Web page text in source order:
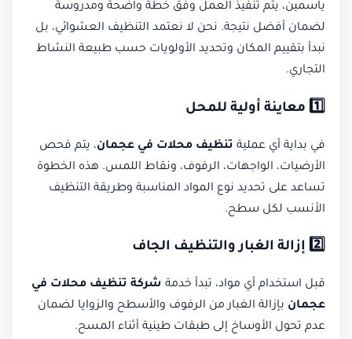
ياسمين، يتم تنفيذ العمل وفق خطة واضحة ومدروسة
لضمان أفضل نتيجة. نحن لا نعتمد التنظيف العشوائي، بل
نبدأ بتقييم المكان وتحديد الأولويات حسب طبيعة النشاط
التجاري.
1️⃣ معاينة أولية للمحل
في بداية أي عملية تنظيف محلات في عجمان، يتم فحص
الأرضيات، الواجهات، الرفوف، ونقاط اللمس. هذه الخطوة
تساعد على تحديد نوع المواد المناسبة وطريقة التنظيف
الأنسب لكل سطح.
2️⃣ إزالة الغبار والتنظيف الجاف
قبل استخدام أي مواد، تبدأ خدمة شركة تنظيف محلات في
عجمان بإزالة الغبار من الرفوف والأسطح والزوايا لضمان
عدم تحول الأوساخ إلى طبقات طينية أثناء المسح.